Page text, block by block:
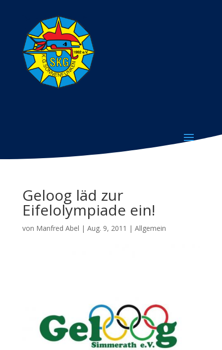
Geloog läd zur
Eifelolympiade ein!
von Manfred Abel | Aug. 9, 2011 | Allgemein